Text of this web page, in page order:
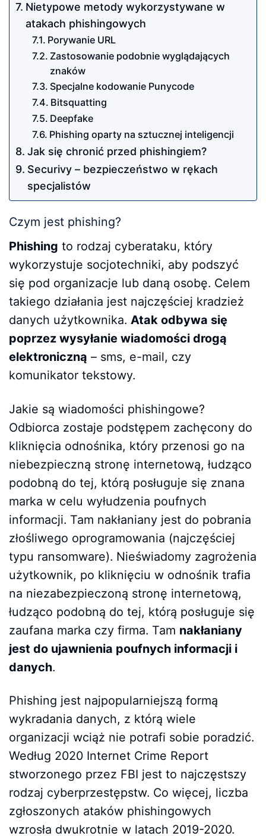
Nietypowe metody wykorzystywane w
atakach phishingowych
Porywanie URL
Zastosowanie podobnie wyglądających
znaków
Specjalne kodowanie Punycode
Bitsquatting
Deepfake
Phishing oparty na sztucznej inteligencji
Jak się chronić przed phishingiem?
Securivy – bezpieczeństwo w rękach
specjalistów
Czym jest phishing?
Phishing to rodzaj cyberataku, który
wykorzystuje socjotechniki, aby podszyć
się pod organizacje lub daną osobę. Celem
takiego działania jest najczęściej kradzież
danych użytkownika. Atak odbywa się
poprzez wysyłanie wiadomości drogą
elektroniczną – sms, e-mail, czy
komunikator tekstowy.
Jakie są wiadomości phishingowe?
Odbiorca zostaje podstępem zachęcony do
kliknięcia odnośnika, który przenosi go na
niebezpieczną stronę internetową, łudząco
podobną do tej, którą posługuje się znana
marka w celu wyłudzenia poufnych
informacji. Tam nakłaniany jest do pobrania
złośliwego oprogramowania (najczęściej
typu ransomware). Nieświadomy zagrożenia
użytkownik, po kliknięciu w odnośnik trafia
na niezabezpieczoną stronę internetową,
łudząco podobną do tej, którą posługuje się
zaufana marka czy firma. Tam nakłaniany
jest do ujawnienia poufnych informacji i
danych.
Phishing jest najpopularniejszą formą
wykradania danych, z którą wiele
organizacji wciąż nie potrafi sobie poradzić.
Według 2020 Internet Crime Report
stworzonego przez FBI jest to najczęstszy
rodzaj cyberprzestępstw. Co więcej, liczba
zgłoszonych ataków phishingowych
wzrosła dwukrotnie w latach 2019-2020.